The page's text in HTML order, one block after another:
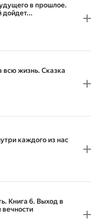
в прошлое.
дойдет...
всю жизнь. Сказка
каждого из нас
Книга 6. Выход в